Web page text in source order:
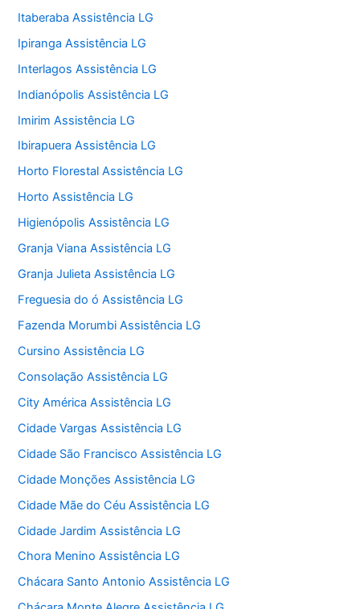
Itaberaba Assistência LG
Ipiranga Assistência LG
Interlagos Assistência LG
Indianópolis Assistência LG
Imirim Assistência LG
Ibirapuera Assistência LG
Horto Florestal Assistência LG
Horto Assistência LG
Higienópolis Assistência LG
Granja Viana Assistência LG
Granja Julieta Assistência LG
Freguesia do ó Assistência LG
Fazenda Morumbi Assistência LG
Cursino Assistência LG
Consolação Assistência LG
City América Assistência LG
Cidade Vargas Assistência LG
Cidade São Francisco Assistência LG
Cidade Monções Assistência LG
Cidade Mãe do Céu Assistência LG
Cidade Jardim Assistência LG
Chora Menino Assistência LG
Chácara Santo Antonio Assistência LG